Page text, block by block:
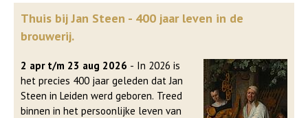
Thuis bij Jan Steen - 400 jaar leven in de
brouwerij.
2 apr t/m 23 aug 2026 - In 2026 is
het precies 400 jaar geleden dat Jan
Steen in Leiden werd geboren. Treed
binnen in het persoonlijke leven van